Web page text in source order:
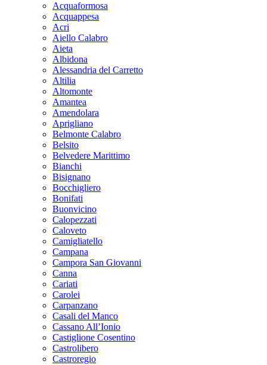
Acquaformosa
Acquappesa
Acri
Aiello Calabro
Aieta
Albidona
Alessandria del Carretto
Altilia
Altomonte
Amantea
Amendolara
Aprigliano
Belmonte Calabro
Belsito
Belvedere Marittimo
Bianchi
Bisignano
Bocchigliero
Bonifati
Buonvicino
Calopezzati
Caloveto
Camigliatello
Campana
Campora San Giovanni
Canna
Cariati
Carolei
Carpanzano
Casali del Manco
Cassano All’Ionio
Castiglione Cosentino
Castrolibero
Castroregio